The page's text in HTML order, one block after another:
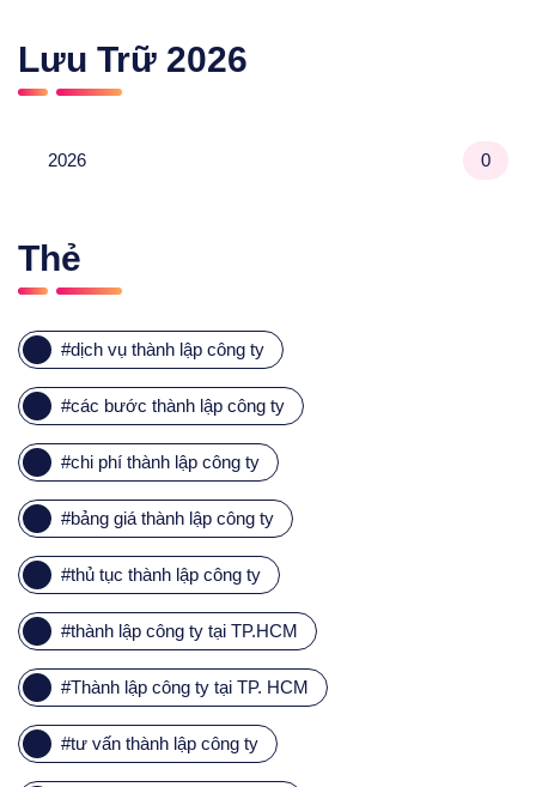
Lưu Trữ 2026
2026 0
Thẻ
#dịch vụ thành lập công ty
#các bước thành lập công ty
#chi phí thành lập công ty
#bảng giá thành lập công ty
#thủ tục thành lập công ty
#thành lập công ty tại TP.HCM
#Thành lập công ty tại TP. HCM
#tư vấn thành lập công ty